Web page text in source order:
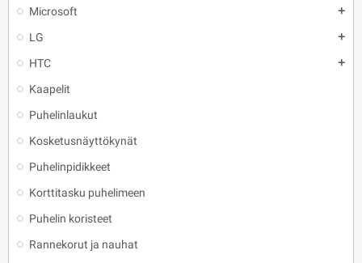
Microsoft add
LG add
HTC add
Kaapelit
Puhelinlaukut
Kosketusnäyttökynät
Puhelinpidikkeet
Korttitasku puhelimeen
Puhelin koristeet
Rannekorut ja nauhat